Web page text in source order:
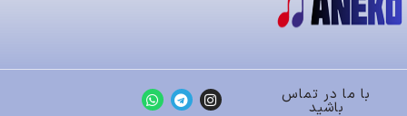
با ما در تماس
باشید